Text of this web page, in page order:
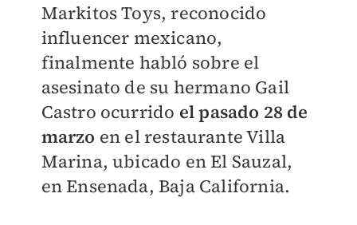
Markitos Toys, reconocido
influencer mexicano,
finalmente habló sobre el
asesinato de su hermano Gail
Castro ocurrido el pasado 28 de
marzo en el restaurante Villa
Marina, ubicado en El Sauzal,
en Ensenada, Baja California.